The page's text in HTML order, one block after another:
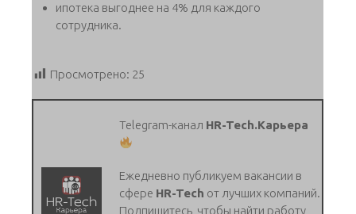
ипотека выгоднее на 4% для каждого
сотрудника.
Просмотрено: 25
Telegram-канал HR-Tech.Карьера
Ежедневно публикуем вакансии в
сфере HR-Tech от лучших компаний.
Подпишитесь, чтобы найти работу